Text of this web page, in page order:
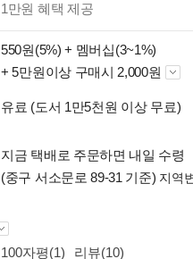
1만원 혜택 제공
550원(5%) + 멤버십(3~1%)
+ 5만원이상 구매시 2,000원
유료 (도서 1만5천원 이상 무료)
지금 택배로 주문하면 내일 수령
(중구 서소문로 89-31 기준) 지역
100자평(1) 리뷰(10)